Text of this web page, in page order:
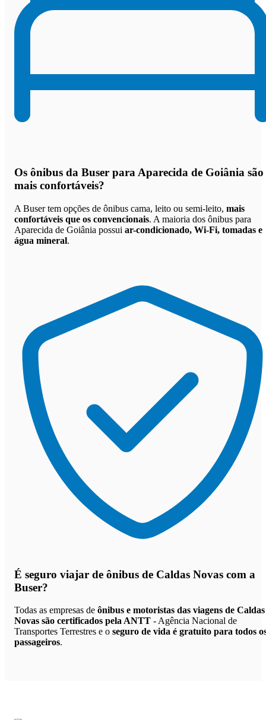
Os ônibus da Buser para Aparecida de Goiânia são
mais confortáveis?
A Buser tem opções de ônibus cama, leito ou semi-leito, mais
confortáveis que os convencionais. A maioria dos ônibus para
Aparecida de Goiânia possui ar-condicionado, Wi-Fi, tomadas e
água mineral.
É seguro viajar de ônibus de Caldas Novas com a
Buser?
Todas as empresas de ônibus e motoristas das viagens de Caldas
Novas são certificados pela ANTT - Agência Nacional de
Transportes Terrestres e o seguro de vida é gratuito para todos
passageiros.